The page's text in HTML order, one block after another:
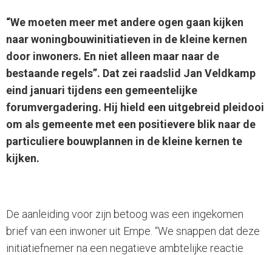
“We moeten meer met andere ogen gaan kijken
naar woningbouwinitiatieven in de kleine kernen
door inwoners. En niet alleen maar naar de
bestaande regels”. Dat zei raadslid Jan Veldkamp
eind januari tijdens een gemeentelijke
forumvergadering. Hij hield een uitgebreid pleidooi
om als gemeente met een positievere blik naar de
particuliere bouwplannen in de kleine kernen te
kijken.
De aanleiding voor zijn betoog was een ingekomen
brief van een inwoner uit Empe. “We snappen dat deze
initiatiefnemer na een negatieve ambtelijke reactie